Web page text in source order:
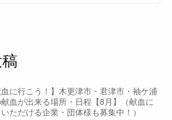
血に行こう！】木更津市・君津市・袖ケ浦
血が出来る場所・日程【8月】（献血に
ただける企業・団体様も募集中！）